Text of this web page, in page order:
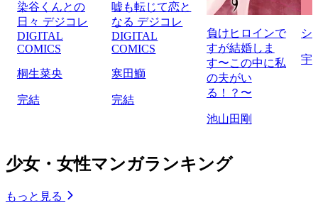
染谷くんとの
日々 デジコレ
DIGITAL
COMICS
桐生菜央
完結
嘘も転じて恋と
なる デジコレ
DIGITAL
COMICS
寒田鰤
完結
負けヒロインで
すが結婚しま
す〜この中に私
の夫がい
る！？〜
池山田剛
シ
宇
少女・女性マンガランキング
もっと見る